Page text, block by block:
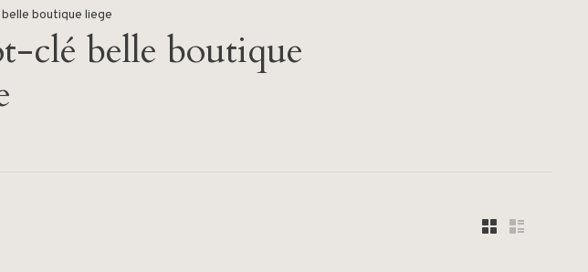
belle boutique liege
clé belle boutique